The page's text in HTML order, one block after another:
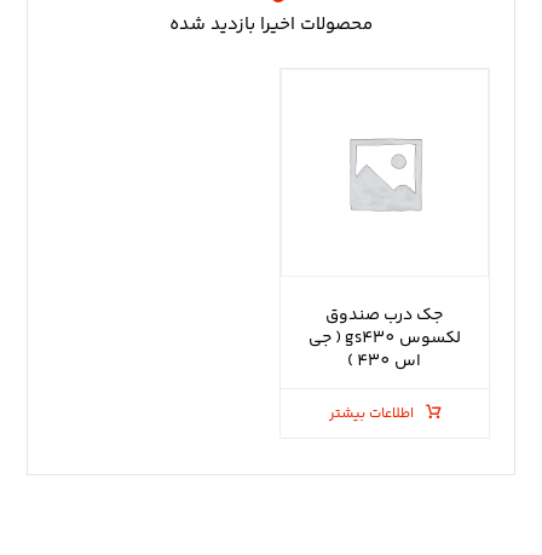
محصولات اخیرا بازدید شده
جک درب صندوق
لکسوس gs430 ( جی
اس 430 )
اطلاعات بیشتر